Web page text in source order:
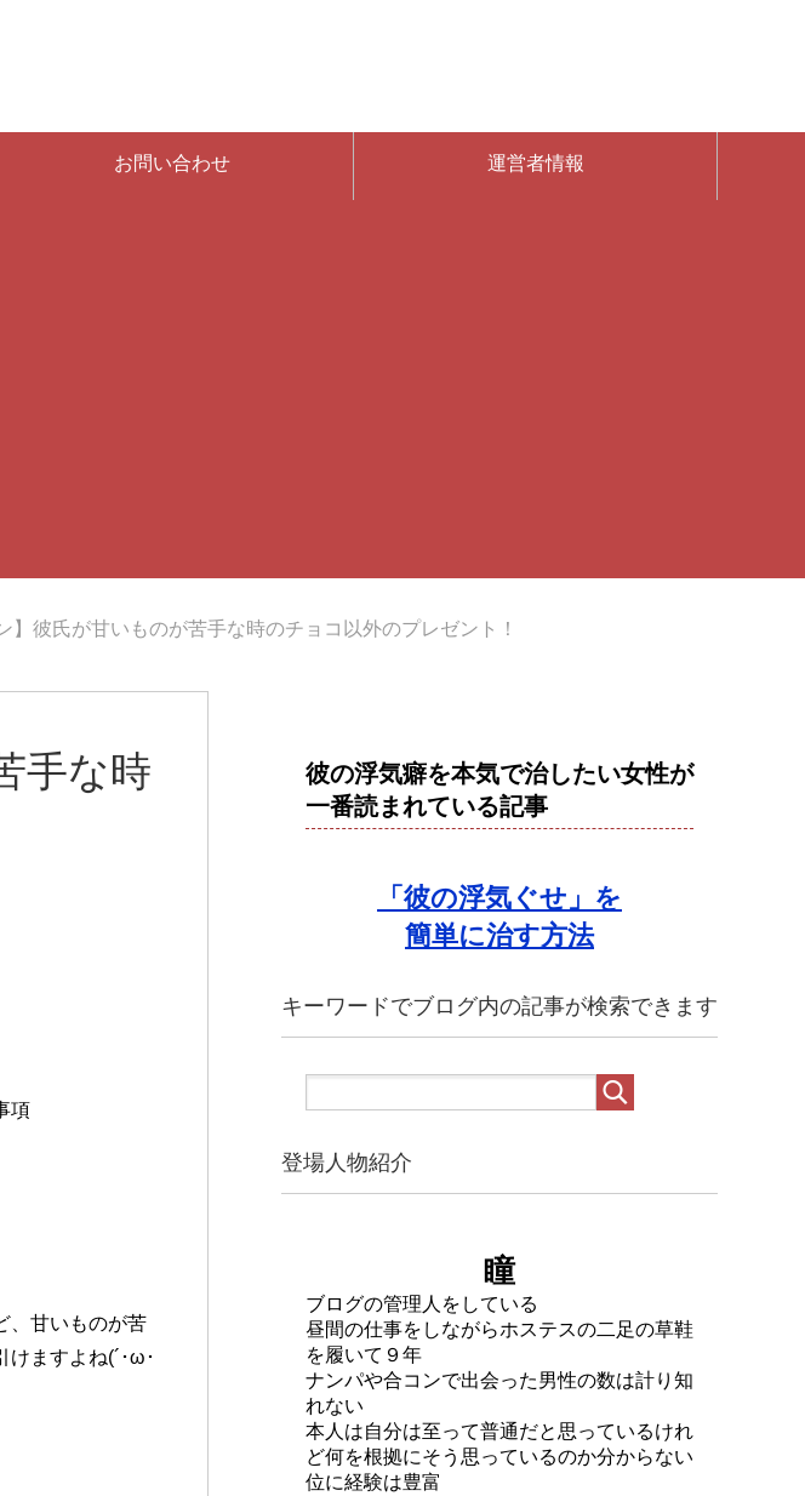
お問い合わせ 運営者情報
】彼氏が甘いものが苦手な時のチョコ以外のプレゼント！
手な時
項
、甘いものが苦
ますよね(´･ω･
彼の浮気癖を本気で治したい女性が
一番読まれている記事
「彼の浮気ぐせ」を
簡単に治す方法
キーワードでブログ内の記事が検索できます
登場人物紹介
瞳
ブログの管理人をしている
昼間の仕事をしながらホステスの二足の草鞋
を履いて９年
ナンパや合コンで出会った男性の数は計り知
れない
本人は自分は至って普通だと思っているけれ
ど何を根拠にそう思っているのか分からない
位に経験は豊富